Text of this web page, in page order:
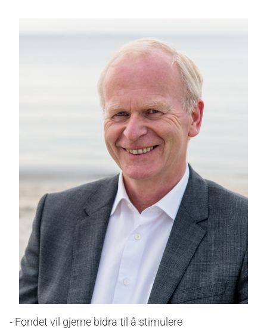
- Fondet vil gjerne bidra til å stimulere